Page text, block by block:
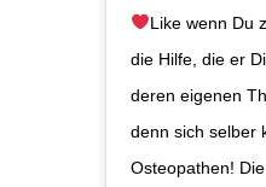
Like wenn Du
die Hilfe, die er
deren eigenen
denn sich selber
Osteopathen!